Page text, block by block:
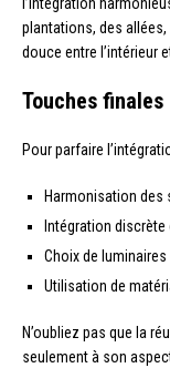
plantations, des
douce entre l’intérieur
Touches finales
Pour parfaire
Harmonisation des
Intégration
Choix de
Utilisation de
N’oubliez pas que la
seulement à son